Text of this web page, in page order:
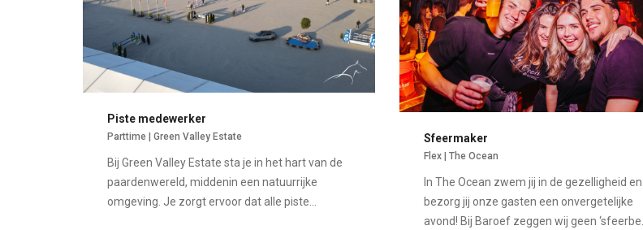
Piste medewerker
Parttime | Green Valley Estate
Bij Green Valley Estate sta je in het hart van de
paardenwereld, middenin een natuurrijke
omgeving. Je zorgt ervoor dat alle piste...
Sfeermaker
Flex | The Ocean
In The Ocean zwem jij in de gezelligheid en
bezorg jij onze gasten een onvergetelijke
avond! Bij Baroef zeggen wij geen ‘sfeerbe...